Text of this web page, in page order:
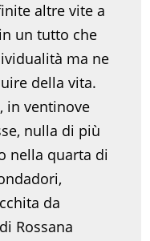
altre vite a
un tutto che
ma ne
della vita.
in ventinove
nulla di più
nella quarta di
da
Rossana